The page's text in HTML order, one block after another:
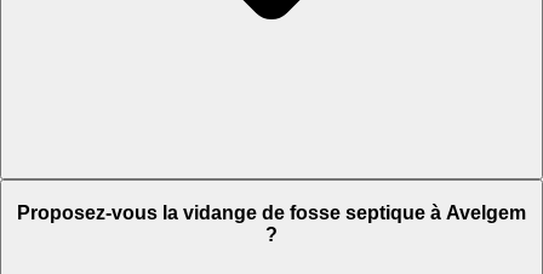
Proposez-vous la vidange de fosse septique à Avelgem
?